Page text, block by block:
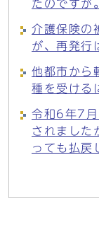
たのですが
介護保険の
が、再発行
他都市から
種を受ける
令和6年7
されました
っても払戻